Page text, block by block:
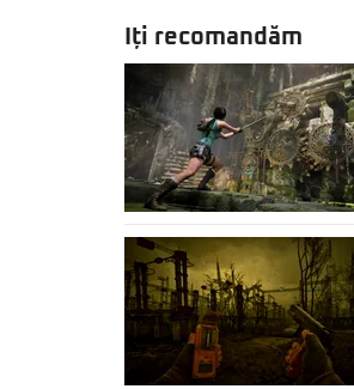
Iți recomandăm